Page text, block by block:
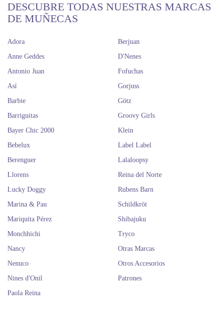
DESCUBRE TODAS NUESTRAS MARCAS
DE MUÑECAS
Adora
Anne Geddes
Antonio Juan
Así
Barbie
Barriguitas
Bayer Chic 2000
Bebelux
Berenguer
Berjuan
D'Nenes
Fofuchas
Gorjuss
Götz
Groovy Girls
Klein
Label Label
Lalaloopsy
Llorens
Lucky Doggy
Marina & Pau
Mariquita Pérez
Monchhichi
Nancy
Nenuco
Nines d'Onil
Paola Reina
Reina del Norte
Rubens Barn
Schildkröt
Shibajuku
Tryco
Otras Marcas
Otros Accesorios
Patrones